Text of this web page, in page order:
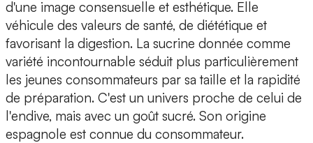
d'une image consensuelle et esthétique. Elle
véhicule des valeurs de santé, de diététique et
favorisant la digestion. La sucrine donnée comme
variété incontournable séduit plus particulièrement
les jeunes consommateurs par sa taille et la rapidité
de préparation. C'est un univers proche de celui de
l'endive, mais avec un goût sucré. Son origine
espagnole est connue du consommateur.